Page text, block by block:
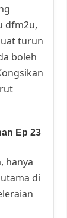
dfm2u,
turun
boleh
Ep 23
hanya
di